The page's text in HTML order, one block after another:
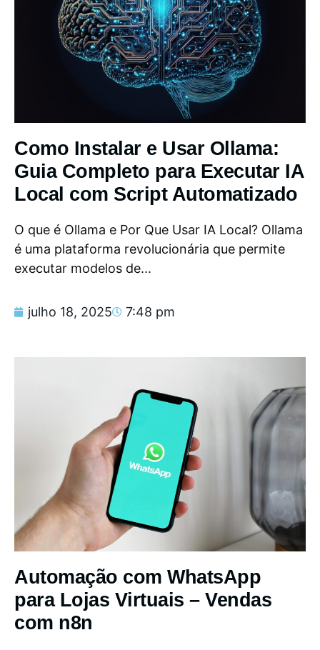
Como Instalar e Usar Ollama:
Guia Completo para Executar IA
Local com Script Automatizado
O que é Ollama e Por Que Usar IA Local? Ollama
é uma plataforma revolucionária que permite
executar modelos de...
julho 18, 2025 7:48 pm
Automação com WhatsApp
para Lojas Virtuais – Vendas
com n8n